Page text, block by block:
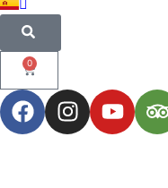
0